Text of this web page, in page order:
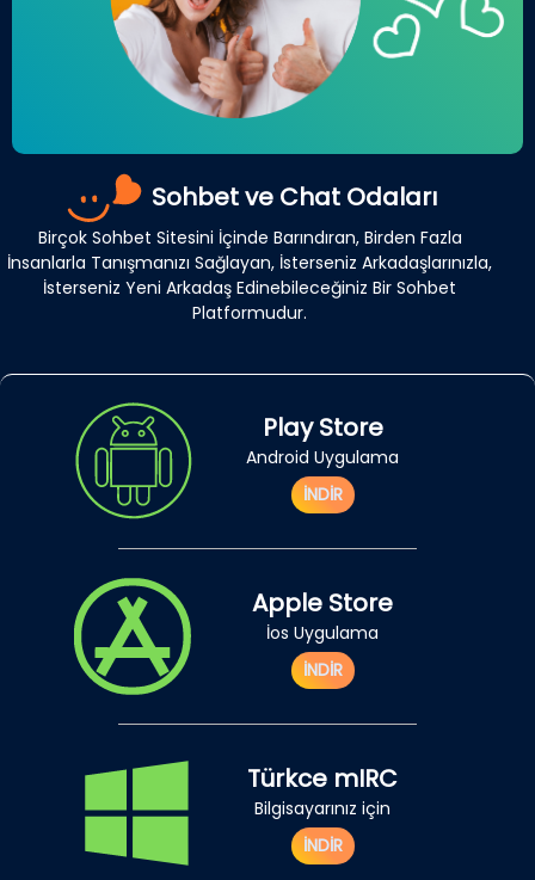
Sohbet ve Chat Odaları
Birçok Sohbet Sitesini İçinde Barındıran, Birden Fazla
İnsanlarla Tanışmanızı Sağlayan, İsterseniz Arkadaşlarınızla,
İsterseniz Yeni Arkadaş Edinebileceğiniz Bir Sohbet
Platformudur.
Play Store
Android Uygulama
İNDİR
Apple Store
İos Uygulama
İNDİR
Türkce mIRC
Bilgisayarınız için
İNDİR